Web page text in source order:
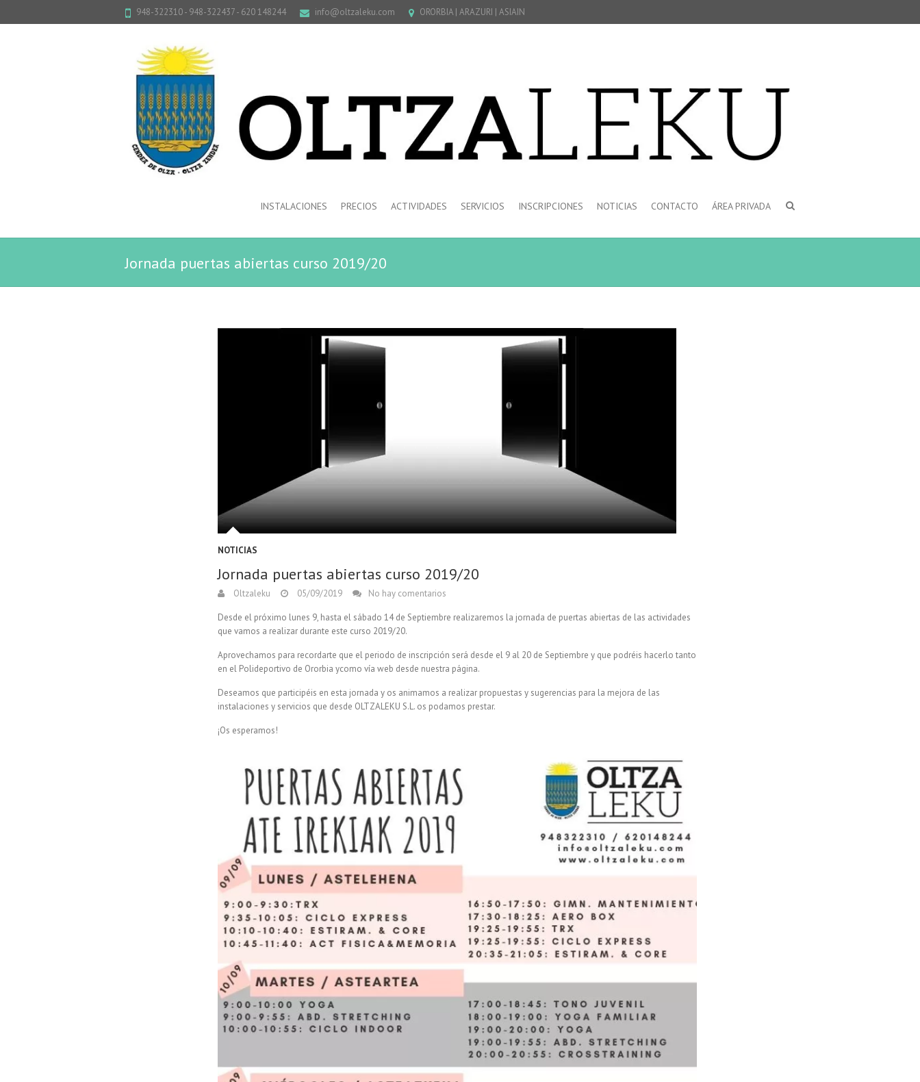
948-322310 - 948-322437 - 620 148244 info@oltzaleku.com ORORBIA | ARAZURI | ASIAIN
INSTALACIONES PRECIOS ACTIVIDADES SERVICIOS INSCRIPCIONES NOTICIAS CONTACTO ÁREA PRIVADA
Jornada puertas abiertas curso 2019/20
NOTICIAS
Jornada puertas abiertas curso 2019/20
Oltzaleku 05/09/2019 No hay comentarios
Desde el próximo lunes 9, hasta el sábado 14 de Septiembre realizaremos la jornada de puertas abiertas de las actividades
que vamos a realizar durante este curso 2019/20.
Aprovechamos para recordarte que el periodo de inscripción será desde el 9 al 20 de Septiembre y que podréis hacerlo tanto
en el Polideportivo de Ororbia ycomo vía web desde nuestra página.
Deseamos que participéis en esta jornada y os animamos a realizar propuestas y sugerencias para la mejora de las
instalaciones y servicios que desde OLTZALEKU S.L. os podamos prestar.
¡Os esperamos!